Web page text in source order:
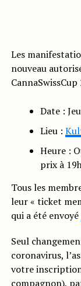
Les
nouveau
Date :
Lieu :
Heure :
prix à
Tous les
leur « ticket
qui a été envoyé
Seul
coronavirus,
votre
compagnon),